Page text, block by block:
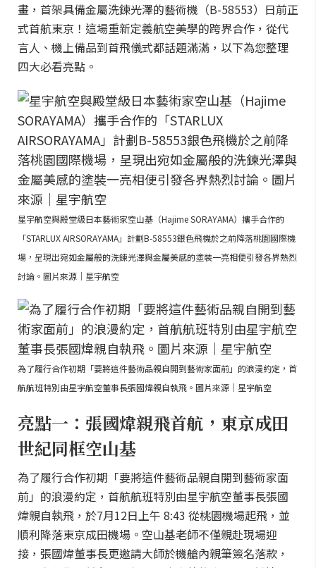
畫，首架具備金屬洗鍊光澤的藝術機（B-58553）日前正
式首航東京！這場重新定義航空美學的跨界合作，從代
言人、機上備品到首飛儀式都話題滿滿，以下為您整理
四大必看亮點。
星宇航空與殿堂級日本藝術家空山基（Hajime SORAYAMA）攜手合作的
「STARLUX AIRSORAYAMA」計劃B-58553銀色飛機於之前降落桃園國際機
場，呈現出宛如金屬般的洗鍊光澤與金屬美感的塗裝一亮相便引發各界熱烈
討論。圖片來源｜星宇航空
為了履行合作初期「要將這件藝術品親自開到藝術家面前」的浪漫約定，首
航航班特別由星宇航空董事長張國煒親自執飛。圖片來源｜星宇航空
亮點一：張國煒親飛首航，東京成田
世紀同框空山基
為了履行合作初期「要將這件藝術品親自開到藝術家面
前」的浪漫約定，首航航班特別由星宇航空董事長張國
煒親自執飛，於7月12日上午 8:43 從桃園機場起飛，並
順利降落東京成田機場。空山基老師不僅親赴現場迎
接，張國煒董事長更邀請大師於機艙內親筆簽名落款，